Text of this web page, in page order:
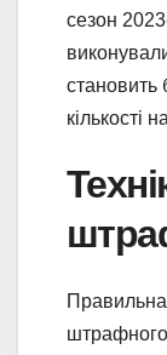
сезон
становить
кількості